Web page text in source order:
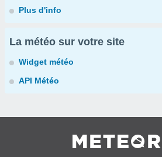
Plus d'info
La météo sur votre site
Widget météo
API Météo